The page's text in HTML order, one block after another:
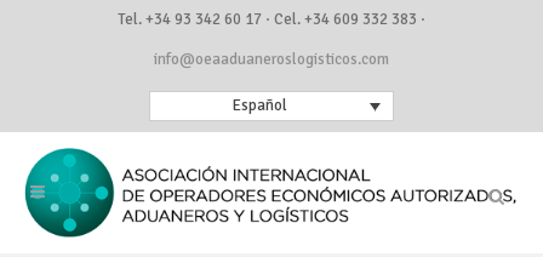
Tel. +34 93 342 60 17 · Cel. +34 609 332 383 ·
info@oeaaduaneroslogisticos.com
Español